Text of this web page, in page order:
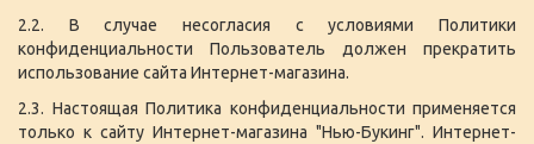
2.2. В случае несогласия с условиями Политики
конфиденциальности Пользователь должен прекратить
использование сайта Интернет-магазина.
2.3. Настоящая Политика конфиденциальности применяется
только к сайту Интернет-магазина "Нью-Букинг". Интернет-